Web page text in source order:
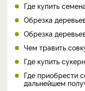
Где купить
Обрезка
Обрезка
Чем травить
Где купить
Где приобрести
дальнейшем